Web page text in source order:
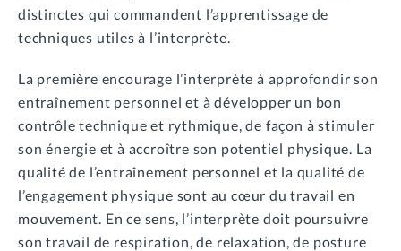
distinctes qui commandent l’apprentissage de
techniques utiles à l’interprète.
La première encourage l’interprète à approfondir son
entraînement personnel et à développer un bon
contrôle technique et rythmique, de façon à stimuler
son énergie et à accroître son potentiel physique. La
qualité de l’entraînement personnel et la qualité de
l’engagement physique sont au cœur du travail en
mouvement. En ce sens, l’interprète doit poursuivre
son travail de respiration, de relaxation, de posture